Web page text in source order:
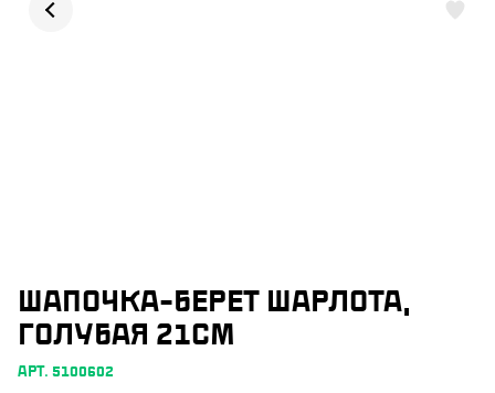
ШАПОЧКА-БЕРЕТ ШАРЛОТА,
ГОЛУБАЯ 21СМ
АРТ. 5100602